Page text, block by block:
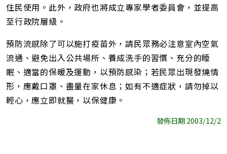
住民使用。此外，政府也將成立專家學者委員會，並提高
至行政院層級。
預防流感除了可以施打疫苗外，請民眾務必注意室內空氣
流通、避免出入公共場所、養成洗手的習慣、充分的睡
眠、適當的保暖及運動，以預防感染；若民眾出現發燒情
形，應戴口罩、盡量在家休息；如有不適症狀，請勿掉以
輕心，應立即就醫，以保健康。
發佈日期 2003/12/2